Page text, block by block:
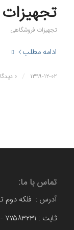
تجهیزات فروشگاهی
ادامه مطلب
۱۳۹۹-۱۲-۰۲ / ۰ دیدگاه
تماس با ما:
آدرس : فلکه دوم
ثابت : ۷۷۵۸۳۲۳۱ -۰۲۱۱۹